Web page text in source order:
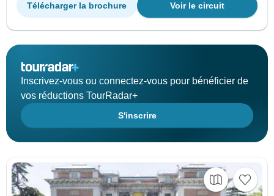
Voir le circuit
Télécharger la brochure
Inscrivez-vous ou connectez-vous pour bénéficier de
vos réductions TourRadar+
S'inscrire